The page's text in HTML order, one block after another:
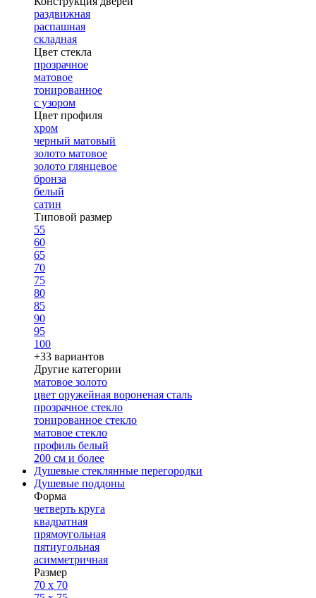
раздвижная
распашная
складная
Цвет стекла
прозрачное
матовое
тонированное
с узором
Цвет профиля
хром
черный матовый
золото матовое
золото глянцевое
бронза
белый
сатин
Типовой размер
55
60
65
70
75
80
85
90
95
100
+33 вариантов
Другие категории
матовое золото
цвет оружейная вороненая сталь
прозрачное стекло
тонированное стекло
матовое стекло
профиль белый
200 см и более
Душевые стеклянные перегородки
Душевые поддоны
Форма
четверть круга
квадратная
прямоугольная
пятиугольная
асимметричная
Размер
70 x 70